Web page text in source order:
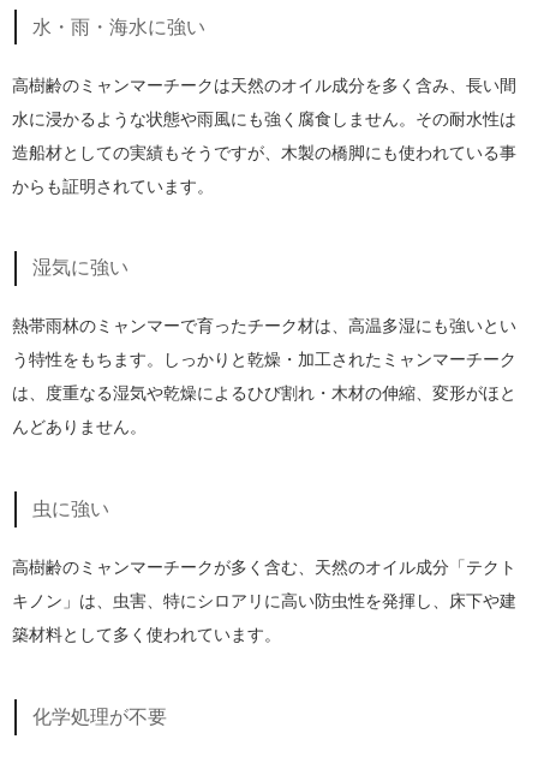
水・雨・海水に強い
高樹齢のミャンマーチークは天然のオイル成分を多く含み、長い間
水に浸かるような状態や雨風にも強く腐食しません。その耐水性は
造船材としての実績もそうですが、木製の橋脚にも使われている事
からも証明されています。
湿気に強い
熱帯雨林のミャンマーで育ったチーク材は、高温多湿にも強いとい
う特性をもちます。しっかりと乾燥・加工されたミャンマーチーク
は、度重なる湿気や乾燥によるひび割れ・木材の伸縮、変形がほと
んどありません。
虫に強い
高樹齢のミャンマーチークが多く含む、天然のオイル成分「テクト
キノン」は、虫害、特にシロアリに高い防虫性を発揮し、床下や建
築材料として多く使われています。
化学処理が不要